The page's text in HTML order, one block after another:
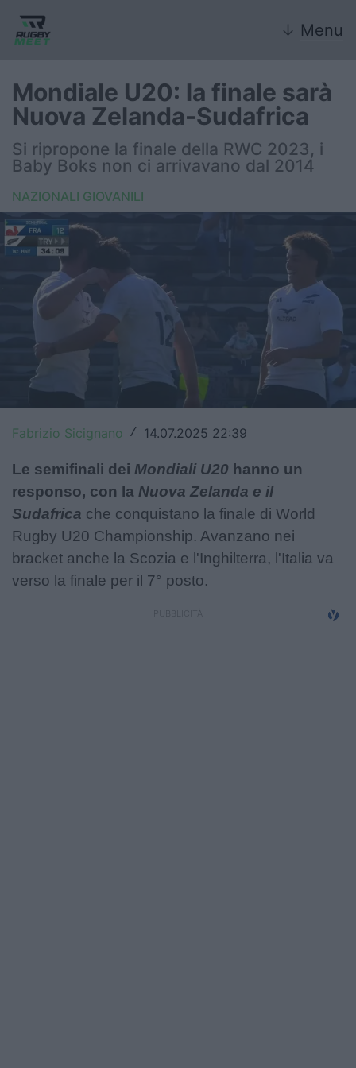
↓ Menu
Nazionali giovanili
Rugby Sevens
FIR
Internazionale
6 Nazioni
United Rugby Championship
Top14
Premiership
Challenge Cup
World Rugby
Rugby World Cup
Super Rugby
Mondiale U20: la finale sarà
Nuova Zelanda-Sudafrica
Si ripropone la finale della RWC 2023, i
Baby Boks non ci arrivavano dal 2014
NAZIONALI GIOVANILI
Fabrizio Sicignano / 14.07.2025 22:39
Le semifinali dei Mondiali U20 hanno un
responso, con la Nuova Zelanda e il
Sudafrica che conquistano la finale di World
Rugby U20 Championship. Avanzano nei
bracket anche la Scozia e l'Inghilterra, l'Italia va
verso la finale per il 7° posto.